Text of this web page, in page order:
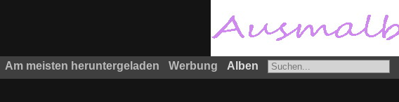
Am meisten heruntergeladen Werbung Alben